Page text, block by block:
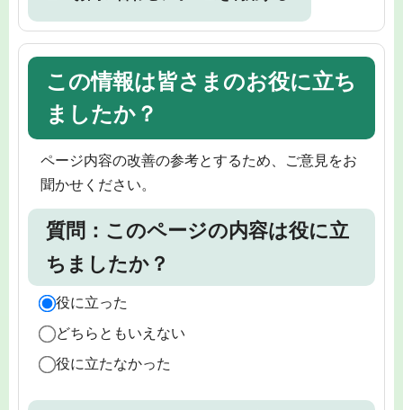
この情報は皆さまのお役に立ち
ましたか？
ページ内容の改善の参考とするため、ご意見をお
聞かせください。
質問：このページの内容は役に立
ちましたか？
役に立った
どちらともいえない
役に立たなかった